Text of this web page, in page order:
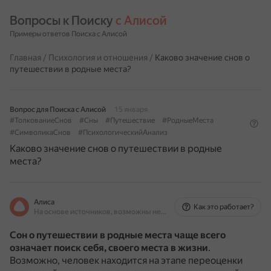
Вопросы к Поиску с Алисой
Примеры ответов Поиска с Алисой
Главная / Психология и отношения / Каково значение снов о
путешествии в родные места?
Вопрос для Поиска с Алисой
15 января
#ТолкованиеСнов
#Сны #Путешествие
#РодныеМеста
#СимволикаСнов
#ПсихологическийАнализ
Каково значение снов о путешествии в родные
места?
Алиса
На основе источников, возможны неточности
Как это работает?
Сон о путешествии в родные места чаще всего
означает поиск себя, своего места в жизни.
Возможно, человек находится на этапе переоценки